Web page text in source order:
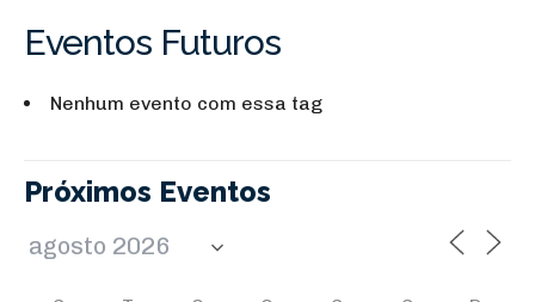
Eventos Futuros
Nenhum evento com essa tag
Próximos Eventos